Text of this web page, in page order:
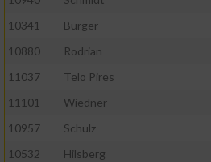
10341
Burger
10880
Rodrian
11037
Telo Pires
11101
Wiedner
10957
Schulz
10532
Hilsberg